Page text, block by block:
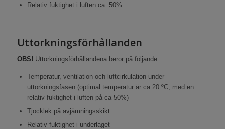
Relativ fuktighet i luften ca. 50%.
Uttorkningsförhållanden
OBS! Uttorkningsförhållandena beror på följande:
Temperatur, ventilation och luftcirkulation under
uttorkningsfasen (optimal temperatur är ca 20 ºC, med en
relativ fuktighet i luften på ca 50%)
Tjocklek på avjämningsskikt
Relativ fuktighet i underlaget